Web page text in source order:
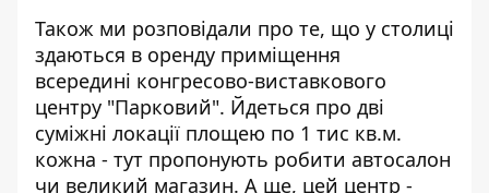
Також ми розповідали про те, що у столиці
здаються в оренду приміщення
всередині конгресово-виставкового
центру "Парковий". Йдеться про дві
суміжні локації площею по 1 тис кв.м.
кожна - тут пропонують робити автосалон
чи великий магазин. А ще, цей центр -